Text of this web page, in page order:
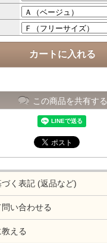
この商品を共有する
く表記 (返品など)
い合わせる
える